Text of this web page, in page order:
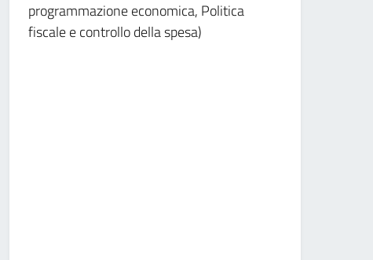
programmazione economica, Politica
fiscale e controllo della spesa)